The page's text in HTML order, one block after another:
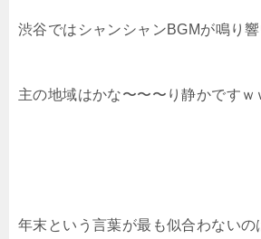
渋谷ではシャンシャンBGMが鳴り
主の地域はかな〜〜〜り静かですｗ
年末という言葉が最も似合わないの